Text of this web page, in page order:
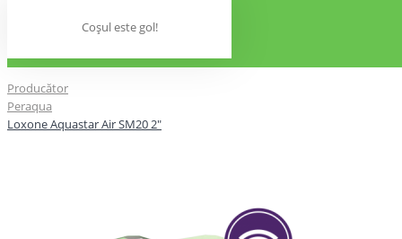
Coșul este gol!
Producător
Peraqua
Loxone Aquastar Air SM20 2"